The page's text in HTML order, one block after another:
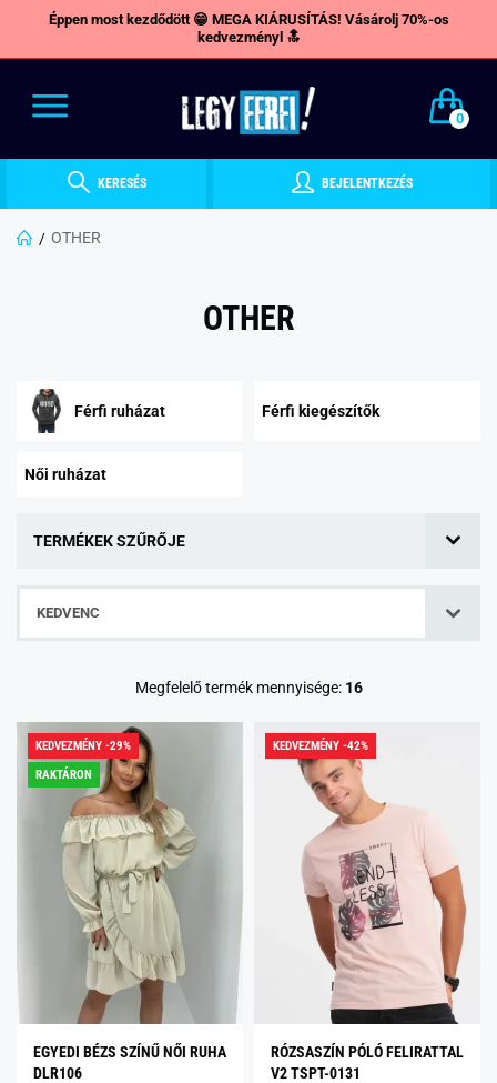
Éppen most kezdődött 😁 MEGA KIÁRUSÍTÁS! Vásárolj 70%-os
kedvezményl 🔝
0
KERESÉS BEJELENTKEZÉS
OTHER
OTHER
Férfi ruházat Férfi kiegészítők
Női ruházat
TERMÉKEK SZŰRŐJE
KEDVENC
Megfelelő termék mennyisége: 16
KEDVEZMÉNY -29%
RAKTÁRON
EGYEDI BÉZS SZÍNŰ NŐI RUHA
DLR106
KEDVEZMÉNY -42%
RÓZSASZÍN PÓLÓ FELIRATTAL
V2 TSPT-0131